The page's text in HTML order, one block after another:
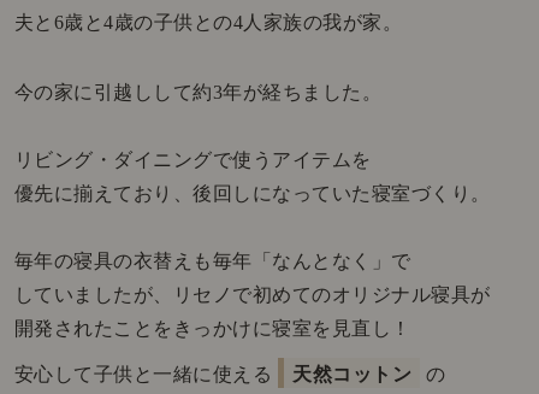
夫と6歳と4歳の子供との4人家族の我が家。
今の家に引越しして約3年が経ちました。
リビング・ダイニングで使うアイテムを
優先に揃えており、後回しになっていた寝室づくり。
毎年の寝具の衣替えも毎年「なんとなく」で
していましたが、リセノで初めてのオリジナル寝具が
開発されたことをきっかけに寝室を見直し！
安心して子供と一緒に使える 天然コットン の